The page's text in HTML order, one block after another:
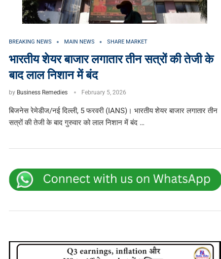
BREAKING NEWS MAIN NEWS SHARE MARKET
भारतीय शेयर बाजार लगातार तीन सत्रों की तेजी के
बाद लाल निशान में बंद
by Business Remedies February 5, 2026
बिजनेस रेमेडीज/नई दिल्ली, 5 फरवरी (IANS)। भारतीय शेयर बाजार लगातार तीन
सत्रों की तेजी के बाद गुरुवार को लाल निशान में बंद …